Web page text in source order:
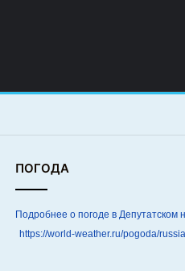
ПОГОДА
https://world-weather.ru/pogoda/